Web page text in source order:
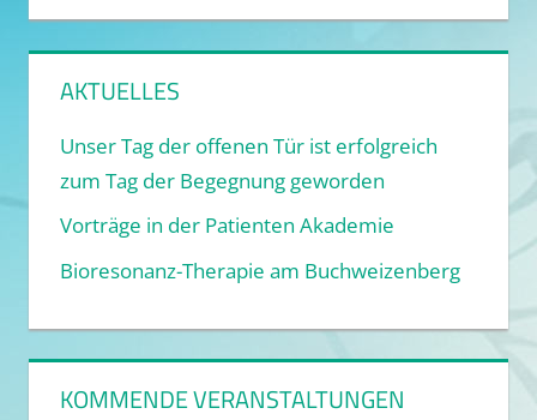
AKTUELLES
Unser Tag der offenen Tür ist erfolgreich
zum Tag der Begegnung geworden
Vorträge in der Patienten Akademie
Bioresonanz-Therapie am Buchweizenberg
KOMMENDE VERANSTALTUNGEN